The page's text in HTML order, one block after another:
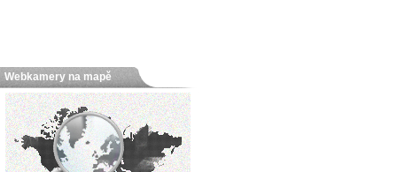
Webkamery na mapě